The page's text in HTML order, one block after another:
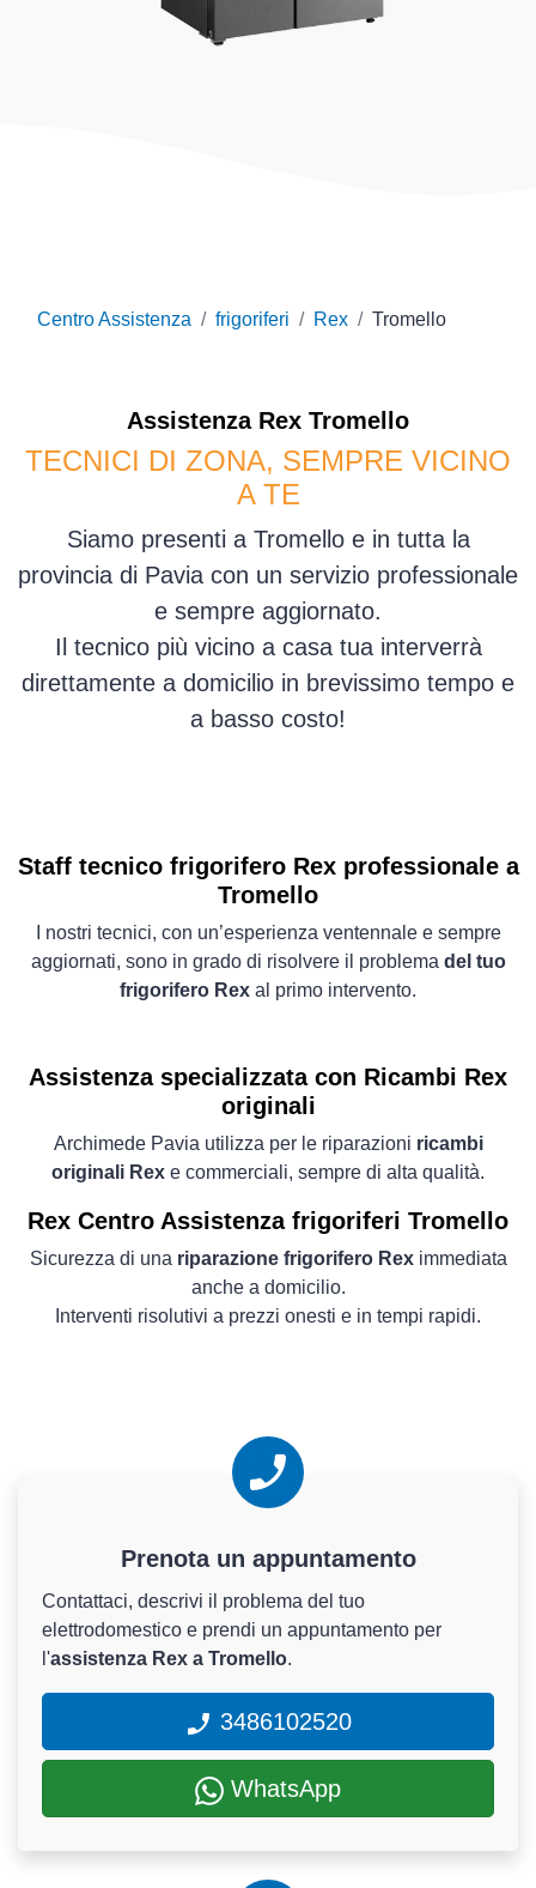
Centro Assistenza frigoriferi Rex Tromello
Assistenza Rex Tromello
TECNICI DI ZONA, SEMPRE VICINO
A TE
Siamo presenti a Tromello e in tutta la
provincia di Pavia con un servizio professionale
e sempre aggiornato.
Il tecnico più vicino a casa tua interverrà
direttamente a domicilio in brevissimo tempo e
a basso costo!
Staff tecnico frigorifero Rex professionale a
Tromello
I nostri tecnici, con un’esperienza ventennale e sempre
aggiornati, sono in grado di risolvere il problema del tuo
frigorifero Rex al primo intervento.
Assistenza specializzata con Ricambi Rex
originali
Archimede Pavia utilizza per le riparazioni ricambi
originali Rex e commerciali, sempre di alta qualità.
Rex Centro Assistenza frigoriferi Tromello
Sicurezza di una riparazione frigorifero Reximmediata
anche a domicilio.
Interventi risolutivi a prezzi onesti e in tempi rapidi.
Prenota un appuntamento
Contattaci, descrivi il problema del tuo
elettrodomestico e prendi un appuntamento per
l'assistenza Rex a Tromello.
3486102520
WhatsApp